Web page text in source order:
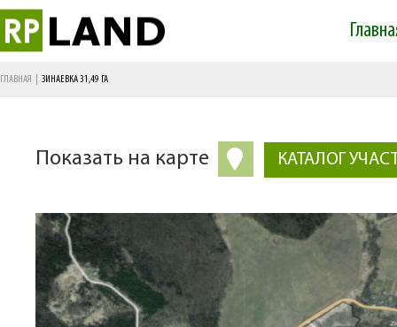
Main menu
ГЛАВНАЯ ЗИНАЕВКА 31,49 ГА
Показать на карте КАТАЛОГ